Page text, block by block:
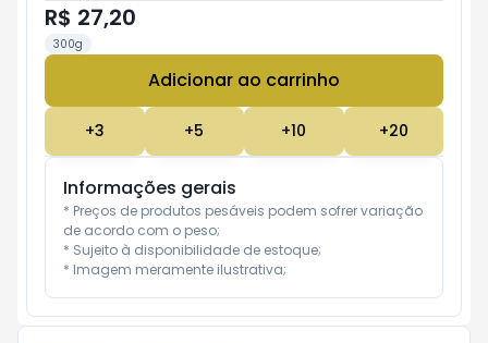
R$ 27,20
300g
Adicionar ao carrinho
+3 +5 +10 +20
Informações gerais
* Preços de produtos pesáveis podem sofrer variação
de acordo com o peso;
* Sujeito à disponibilidade de estoque;
* Imagem meramente ilustrativa;